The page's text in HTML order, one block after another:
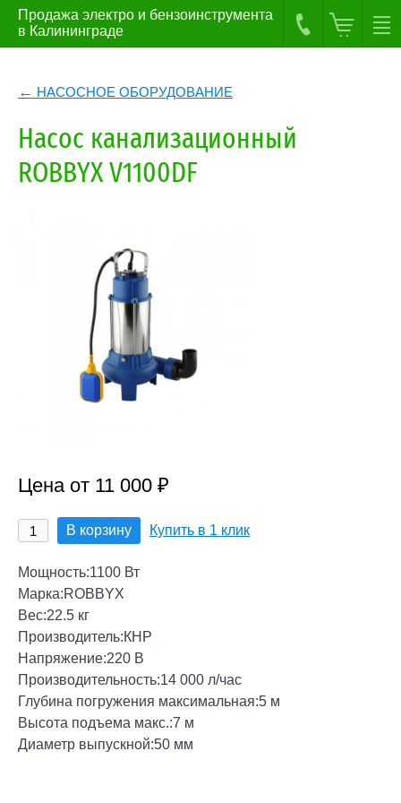
Продажа электро и бензоинструмента
в Калининграде
НАСОСНОЕ ОБОРУДОВАНИЕ
Насос канализационный
ROBBYX V1100DF
Цена от 11 000 ₽
В корзину Купить в 1 клик
Мощность:1100 Вт
Марка:ROBBYX
Вес:22.5 кг
Производитель:КНР
Напряжение:220 В
Производительность:14 000 л/час
Глубина погружения максимальная:5 м
Высота подъема макс.:7 м
Диаметр выпускной:50 мм